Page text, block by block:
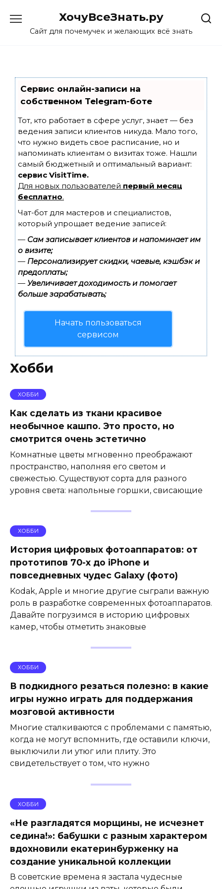
content
ХочуВсеЗнать.ру
Сайт для почемучек и желающих всё знать
Сервис онлайн-записи на
собственном Telegram-боте
Тот, кто работает в сфере услуг, знает — без
ведения записи клиентов никуда. Мало того,
что нужно видеть свое расписание, но и
напоминать клиентам о визитах тоже. Нашли
самый бюджетный и оптимальный вариант:
сервис VisitTime.
Для новых пользователей первый месяц
бесплатно.
Чат-бот для мастеров и специалистов,
который упрощает ведение записей:
— Сам записывает клиентов и напоминает им
о визите;
— Персонализирует скидки, чаевые, кэшбэк и
предоплаты;
— Увеличивает доходимость и помогает
больше зарабатывать;
Начать пользоваться
сервисом
Хобби
ХОББИ
Как сделать из ткани красивое
необычное кашпо. Это просто, но
смотрится очень эстетично
Комнатные цветы мгновенно преображают
пространство, наполняя его светом и
свежестью. Существуют сорта для разного
уровня света: напольные горшки, свисающие
ХОББИ
История цифровых фотоаппаратов: от
прототипов 70-х до iPhone и
повседневных чудес Galaxy (фото)
Kodak, Apple и многие другие сыграли важную
роль в разработке современных фотоаппаратов.
Давайте погрузимся в историю цифровых
камер, чтобы отметить знаковые
ХОББИ
В подкидного резаться полезно: в какие
игры нужно играть для поддержания
мозговой активности
Многие сталкиваются с проблемами с памятью,
когда не могут вспомнить, где оставили ключи,
выключили ли утюг или плиту. Это
свидетельствует о том, что нужно
ХОББИ
«Не разгладятся морщины, не исчезнет
седина!»: бабушки с разным характером
вдохновили екатеринбурженку на
создание уникальной коллекции
В советские времена я застала чудесные